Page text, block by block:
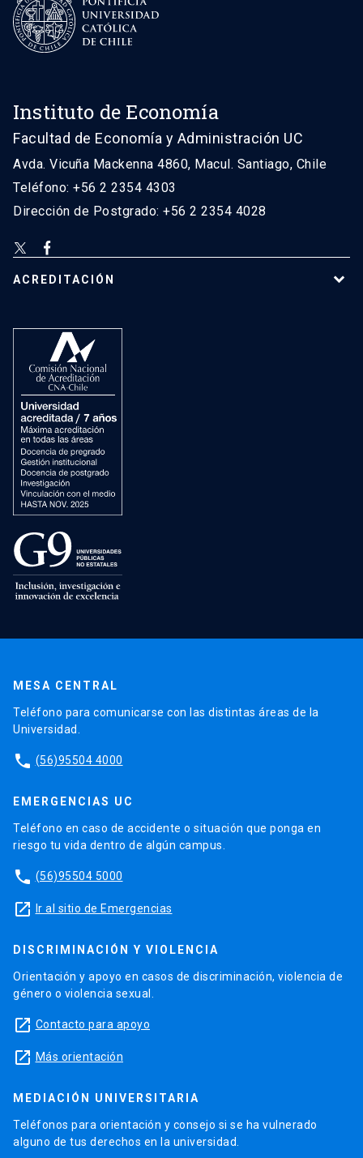
Instituto de Economía
Facultad de Economía y Administración UC
Avda. Vicuña Mackenna 4860, Macul. Santiago, Chile
Teléfono: +56 2 2354 4303
Dirección de Postgrado: +56 2 2354 4028
ACREDITACIÓN
MESA CENTRAL
Teléfono para comunicarse con las distintas áreas de la
Universidad.
phone (56)95504 4000
EMERGENCIAS UC
Teléfono en caso de accidente o situación que ponga en
riesgo tu vida dentro de algún campus.
phone (56)95504 5000
launch Ir al sitio de Emergencias
DISCRIMINACIÓN Y VIOLENCIA
Orientación y apoyo en casos de discriminación, violencia de
género o violencia sexual.
launch Contacto para apoyo
launch Más orientación
MEDIACIÓN UNIVERSITARIA
Teléfonos para orientación y consejo si se ha vulnerado
alguno de tus derechos en la universidad.